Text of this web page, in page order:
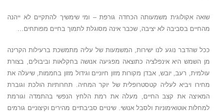
שואה אקולוגית משמעותה הכחדה גורפת – ומי שימשיך להתקיים לא ייהנה
מהחיים בסביבה לא יציבה, שכבר אינה מסוגלת לתמוך בחיים מפותחים…
ככל שהדבר נוגע לנו ישירות, המשמעות של עליה מתמשכת ברעילות הקרינה
מן השמש היא אינפלציה כתוצאה מפגיעה אנושה בחקלאות וביבולים, בצורת
עולמית, רעב, יובש, אבדן מקורות מזון חיוניים וגידול מזון בחממות, שיעלה את
מחירו ויביא לעליה קטסטרופלית של יוקר המחיה. תחרותיות הולכת וגוברת
המאיצה את קצב החיים, מעלה את רמת הלחץ הנפשי בהתמדה וגורמת
למחלות אוטואימוניות ולסבל אנושי. שינויים סביבתיים מהירים וקיצוניים גורמים